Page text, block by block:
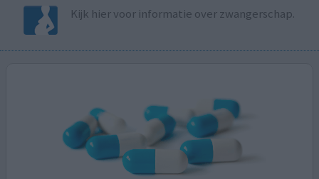
Kijk hier voor informatie over zwangerschap.